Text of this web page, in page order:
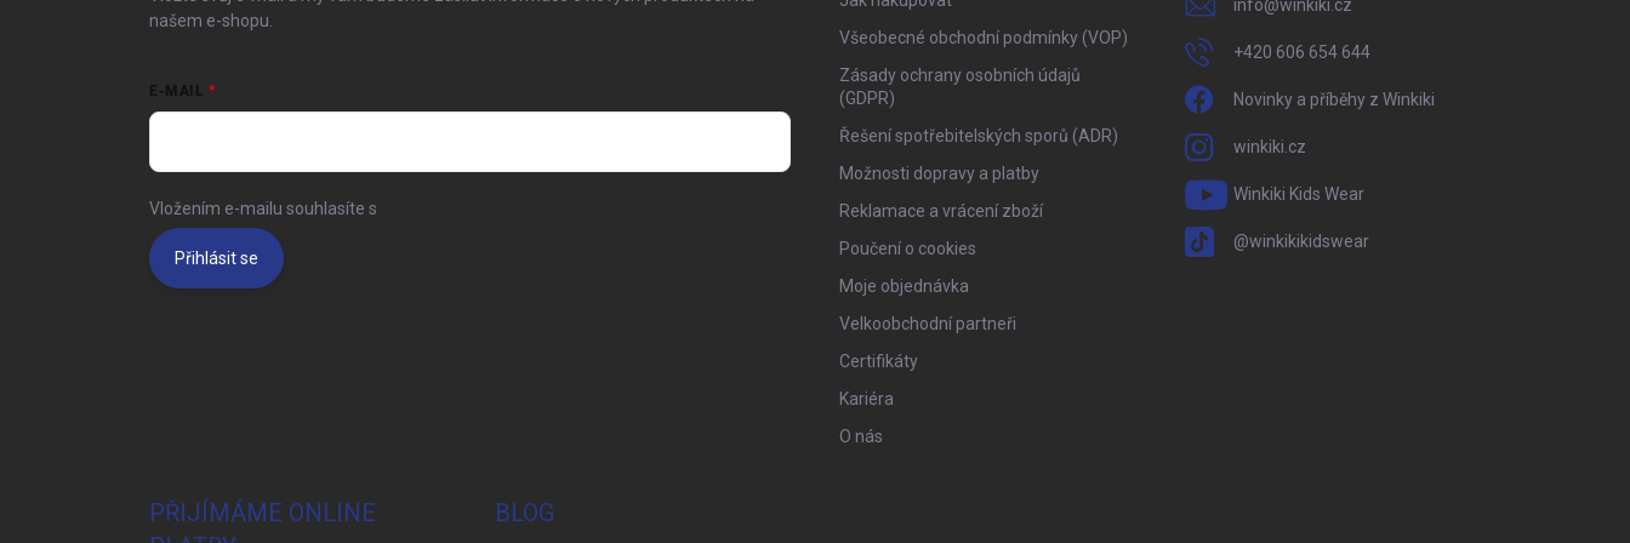
našem e-shopu.
E-MAIL
Vložením e-mailu souhlasíte s
Přihlásit se
Všeobecné obchodní podmínky (VOP)
Zásady ochrany osobních údajů
(GDPR)
Řešení spotřebitelských sporů (ADR)
Možnosti dopravy a platby
Reklamace a vrácení zboží
Poučení o cookies
Moje objednávka
Velkoobchodní partneři
Certifikáty
Kariéra
O nás
info@winkiki.cz
+420 606 654 644
Novinky a příběhy z Winkiki
winkiki.cz
Winkiki Kids Wear
@winkikikidswear
PŘIJÍMÁME ONLINE
BLOG